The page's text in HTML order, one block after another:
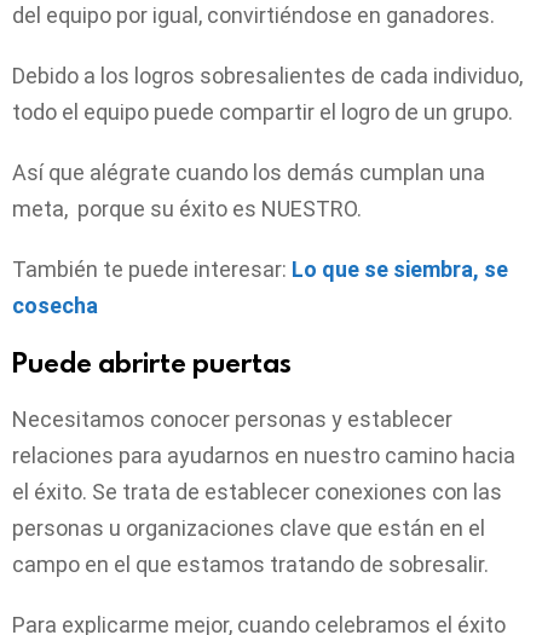
del equipo por igual, convirtiéndose en ganadores.
Debido a los logros sobresalientes de cada individuo,
todo el equipo puede compartir el logro de un grupo.
Así que alégrate cuando los demás cumplan una
meta, porque su éxito es NUESTRO.
También te puede interesar: Lo que se siembra, se
cosecha
Puede abrirte puertas
Necesitamos conocer personas y establecer
relaciones para ayudarnos en nuestro camino hacia
el éxito. Se trata de establecer conexiones con las
personas u organizaciones clave que están en el
campo en el que estamos tratando de sobresalir.
Para explicarme mejor, cuando celebramos el éxito